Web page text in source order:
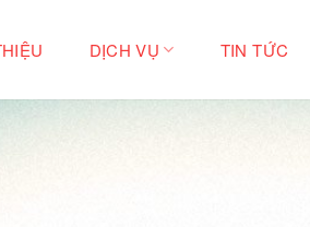
DỊCH VỤ TIN TỨC